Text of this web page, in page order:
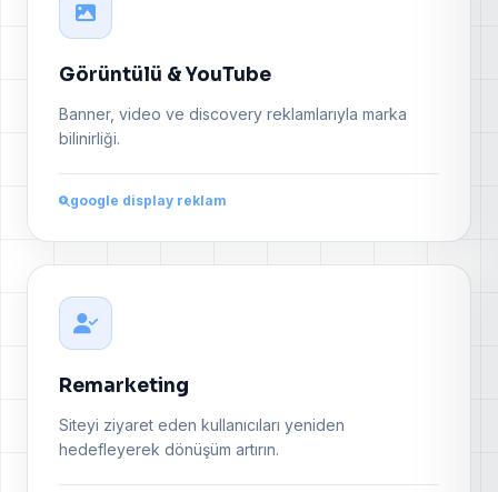
Görüntülü & YouTube
Banner, video ve discovery reklamlarıyla marka
bilinirliği.
google display reklam
Remarketing
Siteyi ziyaret eden kullanıcıları yeniden
hedefleyerek dönüşüm artırın.